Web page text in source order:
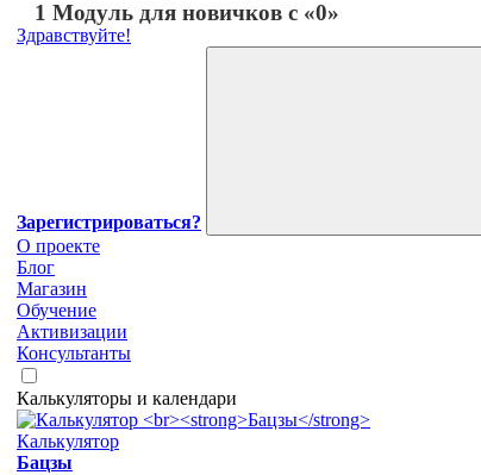
1 Модуль для новичков с «0»
Здравствуйте!
Зарегистрироваться?
О проекте
Блог
Магазин
Обучение
Активизации
Консультанты
Калькуляторы и календари
Калькулятор
Бацзы